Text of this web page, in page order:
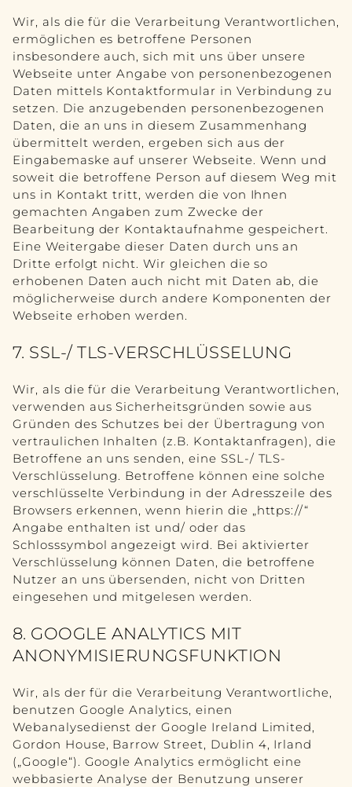
Wir, als die für die Verarbeitung Verantwortlichen,
ermöglichen es betroffene Personen
insbesondere auch, sich mit uns über unsere
Webseite unter Angabe von personenbezogenen
Daten mittels Kontaktformular in Verbindung zu
setzen. Die anzugebenden personenbezogenen
Daten, die an uns in diesem Zusammenhang
übermittelt werden, ergeben sich aus der
Eingabemaske auf unserer Webseite. Wenn und
soweit die betroffene Person auf diesem Weg mit
uns in Kontakt tritt, werden die von Ihnen
gemachten Angaben zum Zwecke der
Bearbeitung der Kontaktaufnahme gespeichert.
Eine Weitergabe dieser Daten durch uns an
Dritte erfolgt nicht. Wir gleichen die so
erhobenen Daten auch nicht mit Daten ab, die
möglicherweise durch andere Komponenten der
Webseite erhoben werden.
7. SSL-/ TLS-VERSCHLÜSSELUNG
Wir, als die für die Verarbeitung Verantwortlichen,
verwenden aus Sicherheitsgründen sowie aus
Gründen des Schutzes bei der Übertragung von
vertraulichen Inhalten (z.B. Kontaktanfragen), die
Betroffene an uns senden, eine SSL-/ TLS-
Verschlüsselung. Betroffene können eine solche
verschlüsselte Verbindung in der Adresszeile des
Browsers erkennen, wenn hierin die „https://“
Angabe enthalten ist und/ oder das
Schlosssymbol angezeigt wird. Bei aktivierter
Verschlüsselung können Daten, die betroffene
Nutzer an uns übersenden, nicht von Dritten
eingesehen und mitgelesen werden.
8. GOOGLE ANALYTICS MIT
ANONYMISIERUNGSFUNKTION
Wir, als der für die Verarbeitung Verantwortliche,
benutzen Google Analytics, einen
Webanalysedienst der Google Ireland Limited,
Gordon House, Barrow Street, Dublin 4, Irland
(„Google“). Google Analytics ermöglicht eine
webbasierte Analyse der Benutzung unserer